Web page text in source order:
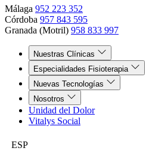
Málaga 952 223 352
Córdoba 957 843 595
Granada (Motril) 958 833 997
Nuestras Clínicas
Especialidades Fisioterapia
Nuevas Tecnologías
Nosotros
Unidad del Dolor
Vitalys Social
ESP